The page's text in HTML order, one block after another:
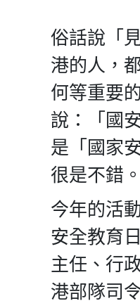
俗話說「
港的人，
何等重要
說：「國
是「國家
很是不錯。
今年的活
安全教育
主任、行
港部隊司